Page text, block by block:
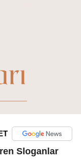
Sloganlar